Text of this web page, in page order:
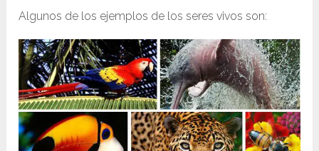
Algunos de los ejemplos de los seres vivos son: